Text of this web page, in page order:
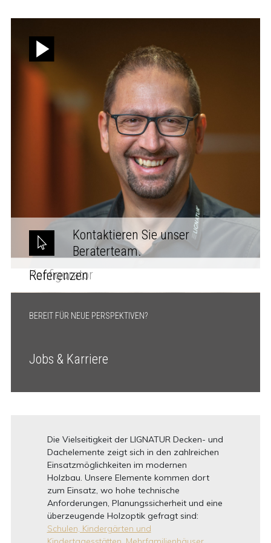
Kontaktieren Sie unser
Beraterteam.
Konfigurator
Referenzen
BEREIT FÜR NEUE PERSPEKTIVEN?
Jobs & Karriere
Die Vielseitigkeit der LIGNATUR Decken- und
Dachelemente zeigt sich in den zahlreichen
Einsatzmöglichkeiten im modernen
Holzbau. Unsere Elemente kommen dort
zum Einsatz, wo hohe technische
Anforderungen, Planungssicherheit und eine
überzeugende Holzoptik gefragt sind:
Schulen, Kindergärten und